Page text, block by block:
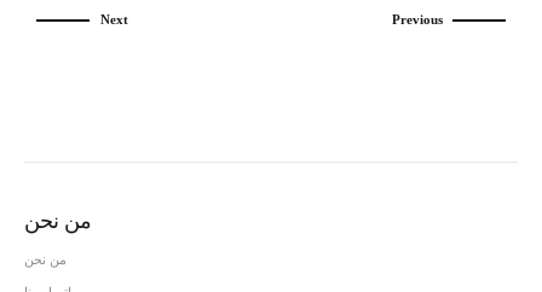
Previous
Next
من نحن
من نحن